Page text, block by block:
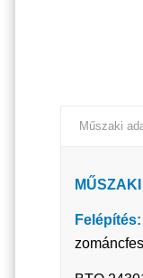
Műszaki
Felépítés: